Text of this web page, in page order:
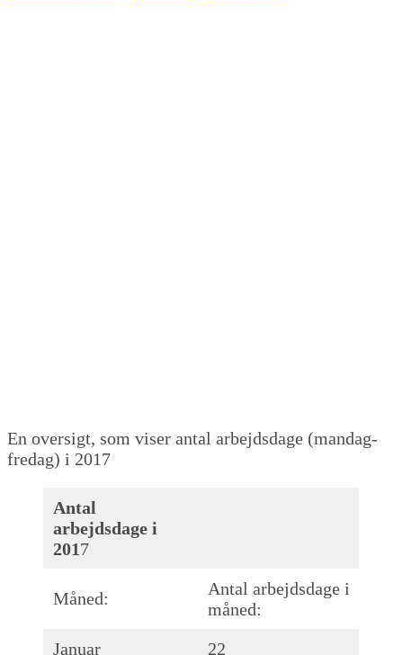
En oversigt, som viser antal arbejdsdage (mandag-
fredag) i 2017
Antal
arbejdsdage i
2017
Måned:
Antal arbejdsdage i
måned:
Januar
22